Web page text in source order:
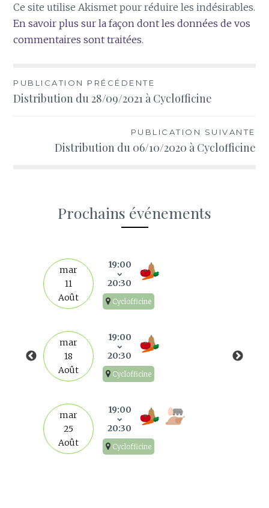
Ce site utilise Akismet pour réduire les indésirables.
En savoir plus sur la façon dont les données de vos
commentaires sont traitées.
Navigation
de
PUBLICATION PRÉCÉDENTE
Distribution du 28/09/2021 à Cyclofficine
PUBLICATION SUIVANTE
Distribution du 06/10/2020 à Cyclofficine
Prochains événements
mar
11
Août
19:00
20:30
Cyclofficine
mar
18
Août
19:00
20:30
Cyclofficine
mar
25
Août
19:00
20:30
Cyclofficine